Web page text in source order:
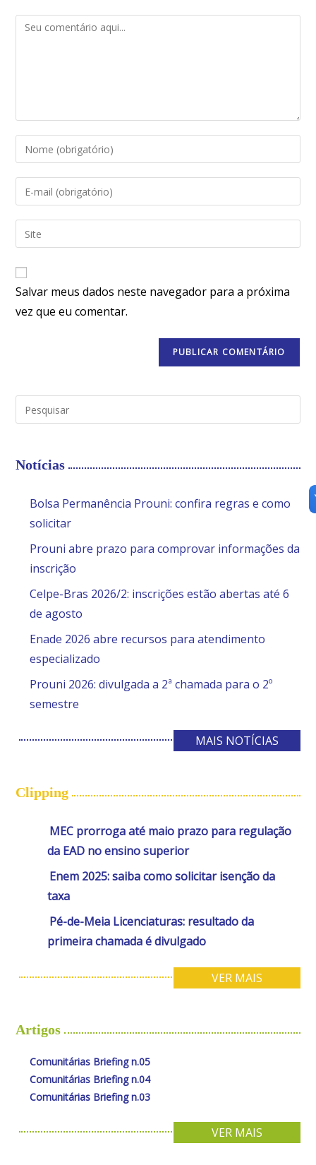
Salvar meus dados neste navegador para a próxima
vez que eu comentar.
Notícias
Bolsa Permanência Prouni: confira regras e como
solicitar
Prouni abre prazo para comprovar informações da
inscrição
Celpe-Bras 2026/2: inscrições estão abertas até 6
de agosto
Enade 2026 abre recursos para atendimento
especializado
Prouni 2026: divulgada a 2ª chamada para o 2º
semestre
MAIS NOTÍCIAS
Clipping
MEC prorroga até maio prazo para regulação
da EAD no ensino superior
Enem 2025: saiba como solicitar isenção da
taxa
Pé-de-Meia Licenciaturas: resultado da
primeira chamada é divulgado
VER MAIS
Artigos
Comunitárias Briefing n.05
Comunitárias Briefing n.04
Comunitárias Briefing n.03
VER MAIS